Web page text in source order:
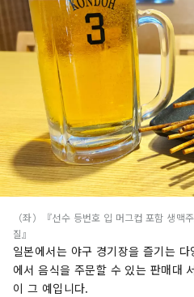
（좌）『선수 등번호 입 머그컵 포함 생맥
질』
일본에서는 야구 경기장을 즐기는
에서 음식을 주문할 수 있는 판매대
이 그 예입니다.